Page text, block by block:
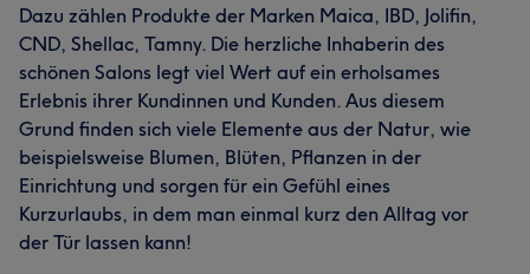
Dazu zählen Produkte der Marken Maica, IBD, Jolifin,
CND, Shellac, Tamny. Die herzliche Inhaberin des
schönen Salons legt viel Wert auf ein erholsames
Erlebnis ihrer Kundinnen und Kunden. Aus diesem
Grund finden sich viele Elemente aus der Natur, wie
beispielsweise Blumen, Blüten, Pflanzen in der
Einrichtung und sorgen für ein Gefühl eines
Kurzurlaubs, in dem man einmal kurz den Alltag vor
der Tür lassen kann!